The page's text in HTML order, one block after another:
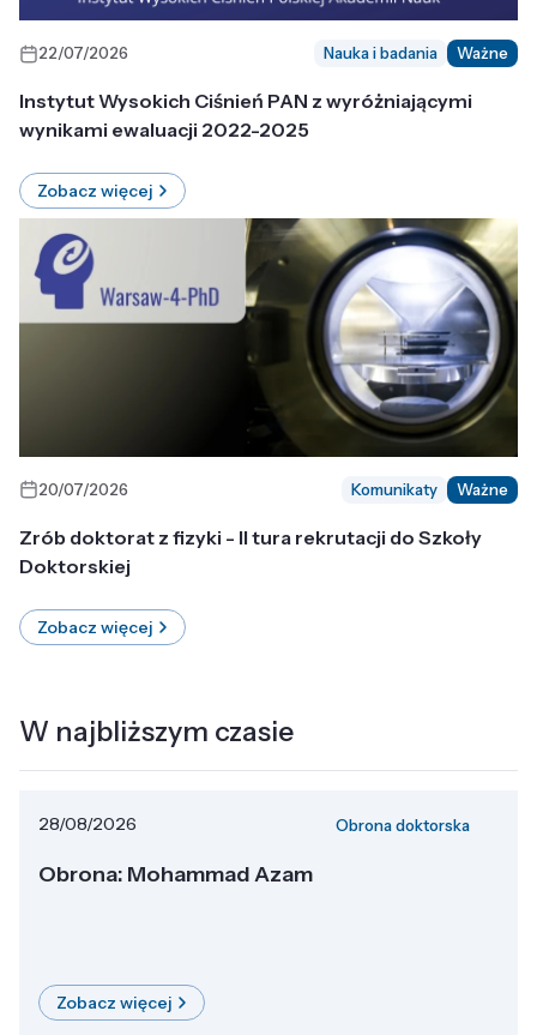
22/07/2026 Nauka i badania Ważne
Instytut Wysokich Ciśnień PAN z wyróżniającymi
wynikami ewaluacji 2022-2025
Zobacz więcej
20/07/2026 Komunikaty Ważne
Zrób doktorat z fizyki - II tura rekrutacji do Szkoły
Doktorskiej
Zobacz więcej
W najbliższym czasie
28/08/2026 Obrona doktorska
Obrona: Mohammad Azam
Zobacz więcej